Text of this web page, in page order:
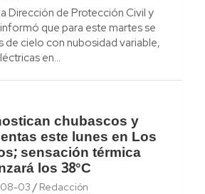
Dirección de Protección Civil y
que para este martes se
de cielo con nubosidad variable,
en…
chubascos y
este lunes en Los
sensación térmica
los 38°C
03 Redacción